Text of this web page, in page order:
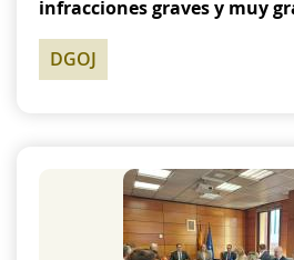
infracciones graves y muy
DGOJ